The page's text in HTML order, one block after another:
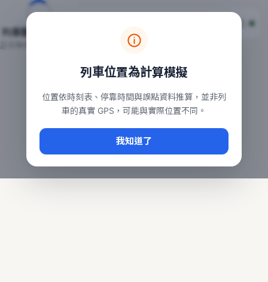
台鐵列車即時位置地圖
本頁顯示目前全台鐵運行中的列車位置，涵蓋自強、普悠瑪、
常用查詢：
、台中車站即時動態
台鐵即時動態
列車位置為計算模擬
位置依時刻表、停靠時間與誤點資料推算，並非列
車的真實 GPS，可能與實際位置不同。
我知道了
列車動態載入中…